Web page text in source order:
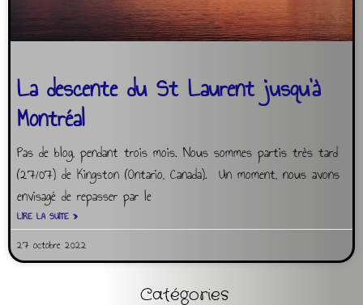
La descente du St Laurent jusqu’à
Montréal
Pas de blog, pendant trois mois. Nous sommes partis très tard
(27/07) de Kingston (Ontario, Canada). Un moment, nous avons
envisagé de repasser par le
LIRE LA SUITE »
27 octobre 2022
Catégories